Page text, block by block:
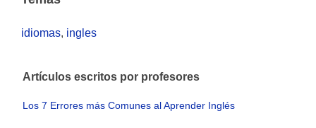
idiomas, ingles
Artículos escritos por profesores
Los 7 Errores más Comunes al Aprender Inglés